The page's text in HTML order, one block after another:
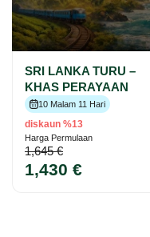
SRI LANKA TURU –
KHAS PERAYAAN
10 Malam 11 Hari
diskaun %13
Harga Permulaan
1,645 €
1,430 €